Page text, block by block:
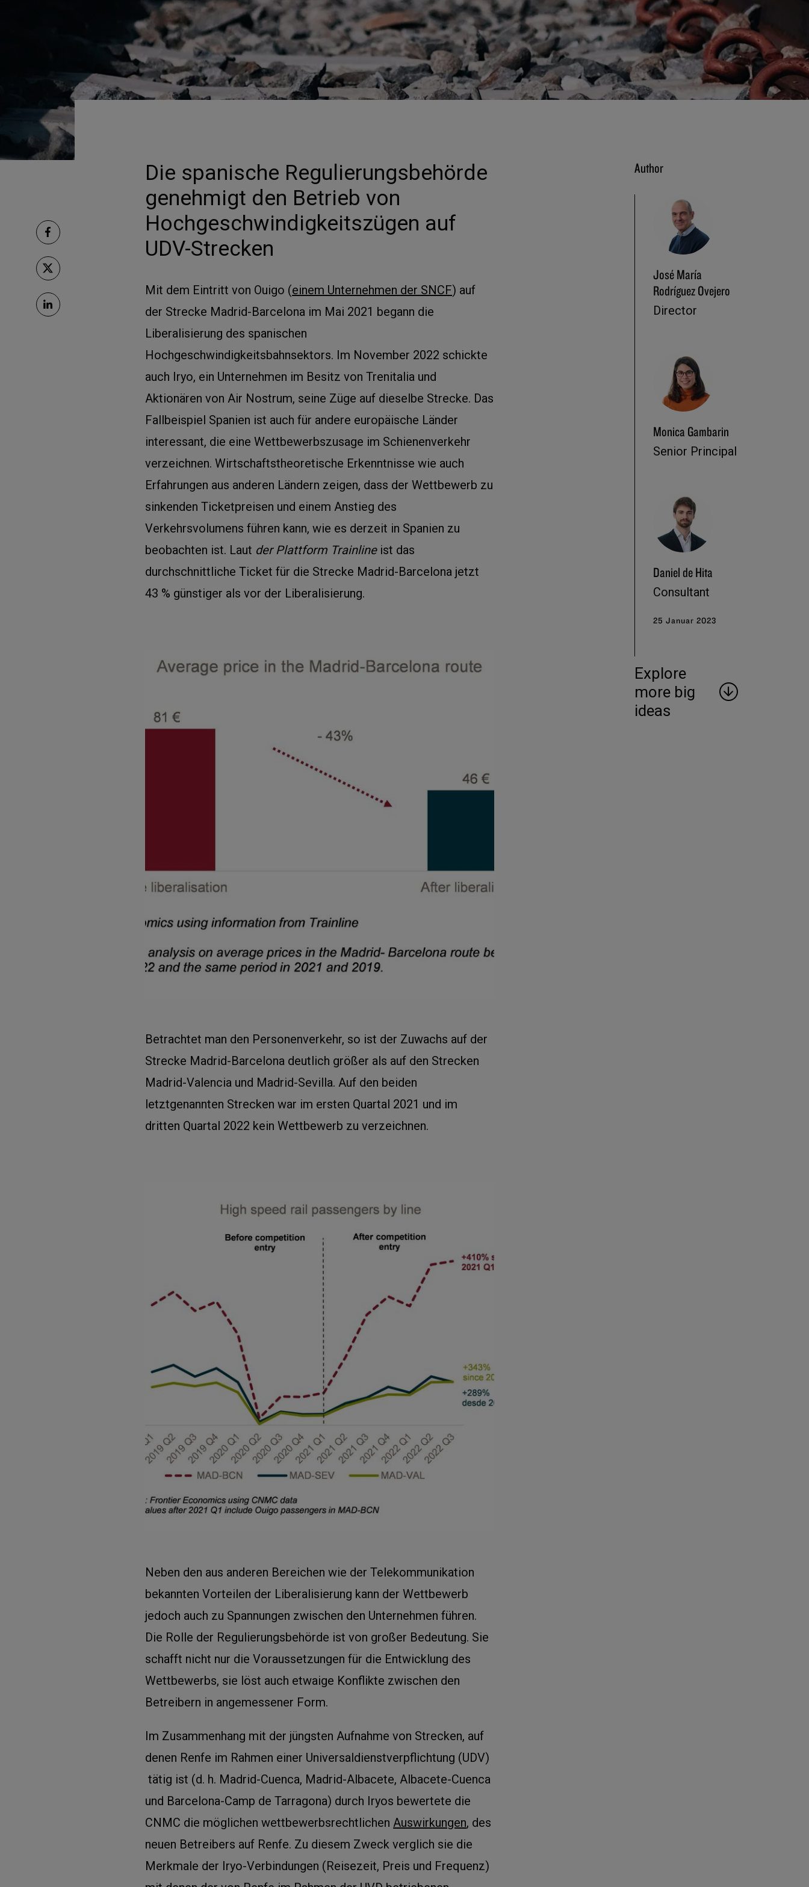
Die spanische Regulierungsbehörde
genehmigt den Betrieb von
Hochgeschwindigkeitszügen auf
UDV-Strecken
Mit dem Eintritt von Ouigo (einem Unternehmen der SNCF) auf
der Strecke Madrid-Barcelona im Mai 2021 begann die
Liberalisierung des spanischen
Hochgeschwindigkeitsbahnsektors. Im November 2022 schickte
auch Iryo, ein Unternehmen im Besitz von Trenitalia und
Aktionären von Air Nostrum, seine Züge auf dieselbe Strecke. Das
Fallbeispiel Spanien ist auch für andere europäische Länder
interessant, die eine Wettbewerbszusage im Schienenverkehr
verzeichnen. Wirtschaftstheoretische Erkenntnisse wie auch
Erfahrungen aus anderen Ländern zeigen, dass der Wettbewerb zu
sinkenden Ticketpreisen und einem Anstieg des
Verkehrsvolumens führen kann, wie es derzeit in Spanien zu
beobachten ist. Laut der Plattform Trainlineist das
durchschnittliche Ticket für die Strecke Madrid-Barcelona jetzt
43 % günstiger als vor der Liberalisierung.
Betrachtet man den Personenverkehr, so ist der Zuwachs auf der
Strecke Madrid-Barcelona deutlich größer als auf den Strecken
Madrid-Valencia und Madrid-Sevilla. Auf den beiden
letztgenannten Strecken war im ersten Quartal 2021 und im
dritten Quartal 2022 kein Wettbewerb zu verzeichnen.
Neben den aus anderen Bereichen wie der Telekommunikation
bekannten Vorteilen der Liberalisierung kann der Wettbewerb
jedoch auch zu Spannungen zwischen den Unternehmen führen.
Die Rolle der Regulierungsbehörde ist von großer Bedeutung. Sie
schafft nicht nur die Voraussetzungen für die Entwicklung des
Wettbewerbs, sie löst auch etwaige Konflikte zwischen den
Betreibern in angemessener Form.
Im Zusammenhang mit der jüngsten Aufnahme von Strecken, auf
denen Renfe im Rahmen einer Universaldienstverpflichtung (UDV)
tätig ist (d. h. Madrid-Cuenca, Madrid-Albacete, Albacete-Cuenca
und Barcelona-Camp de Tarragona) durch Iryos bewertete die
CNMC die möglichen wettbewerbsrechtlichen Auswirkungen, des
neuen Betreibers auf Renfe. Zu diesem Zweck verglich sie die
Merkmale der Iryo-Verbindungen (Reisezeit, Preis und Frequenz)
Author
José María
Rodríguez Ovejero
Director
Monica Gambarin
Senior Principal
Daniel de Hita
Consultant
25 Januar 2023
Explore
more big
ideas